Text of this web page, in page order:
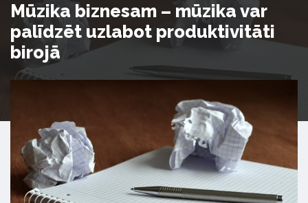
Mūzika biznesam – mūzika var
palīdzēt uzlabot produktivitāti
birojā